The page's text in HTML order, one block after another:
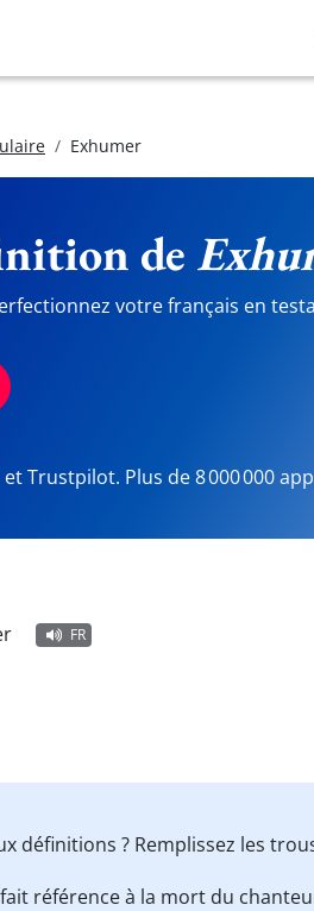
Exhumer
de
votre français en
Trustpilot. Plus de 8 000 000
FR
définitions ? Remplissez les
référence à la mort du